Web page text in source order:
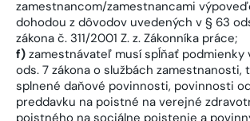
zamestnancom/zamestnancami
dohodou z dôvodov uvedených v § 63
zákona č. 311/2001 Z. z. Zákonníka práce;
f) zamestnávateľ musí spĺňať podmienky
ods. 7 zákona o službách zamestnanosti,
splnené daňové povinnosti, povinnosti
preddavku na poistné na verejné